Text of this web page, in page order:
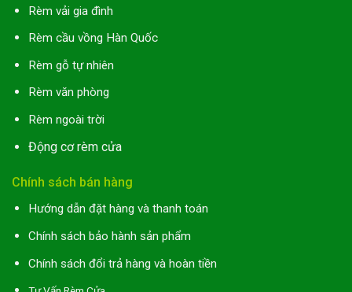
Rèm vải gia đình
Rèm cầu vồng Hàn Quốc
Rèm gỗ tự nhiên
Rèm văn phòng
Rèm ngoài trời
Động cơ rèm cửa
Chính sách bán hàng
Hướng dẫn đặt hàng và thanh toán
Chính sách bảo hành sản phẩm
Chính sách đổi trả hàng và hoàn tiền